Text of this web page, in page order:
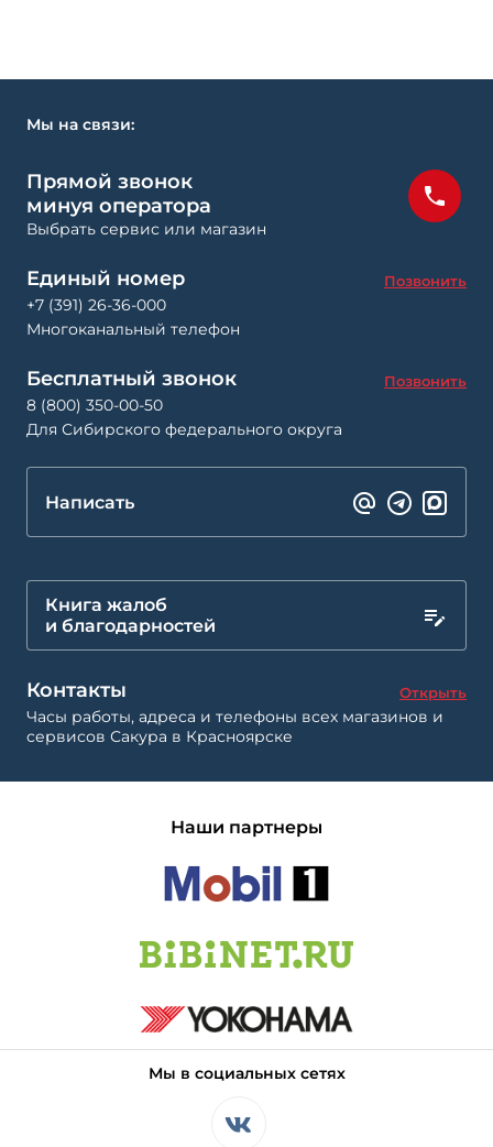
Мы на связи:
Прямой звонок
минуя оператора
Выбрать сервис или магазин
Единый номер Позвонить
+7 (391) 26-36-000
Многоканальный телефон
Бесплатный звонок Позвонить
8 (800) 350-00-50
Для Сибирского федерального округа
Написать
Книга жалоб
и благодарностей
Контакты Открыть
Часы работы, адреса и телефоны всех магазинов и
сервисов Сакура в Красноярске
Наши партнеры
Мы в социальных сетях